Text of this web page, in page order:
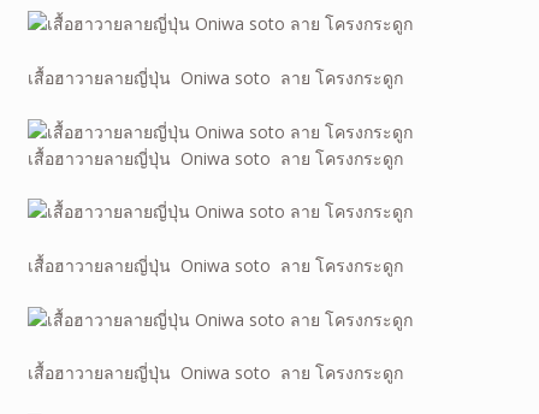
เสื้อฮาวายลายญี่ปุ่น Oniwa soto ลาย โครงกระดูก
เสื้อฮาวายลายญี่ปุ่น Oniwa soto ลาย โครงกระดูก
เสื้อฮาวายลายญี่ปุ่น Oniwa soto ลาย โครงกระดูก
เสื้อฮาวายลายญี่ปุ่น Oniwa soto ลาย โครงกระดูก